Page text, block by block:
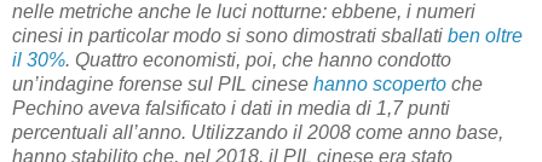
nelle metriche anche le luci notturne: ebbene, i numeri
cinesi in particolar modo si sono dimostrati sballati ben oltre
il 30%. Quattro economisti, poi, che hanno condotto
un’indagine forense sul PIL cinese hanno scoperto che
Pechino aveva falsificato i dati in media di 1,7 punti
percentuali all’anno. Utilizzando il 2008 come anno base,
hanno stabilito che, nel 2018, il PIL cinese era stato